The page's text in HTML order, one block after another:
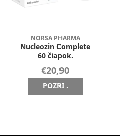
NORSA PHARMA
Nucleozin Complete
60 čiapok.
€20,90
POZRI .